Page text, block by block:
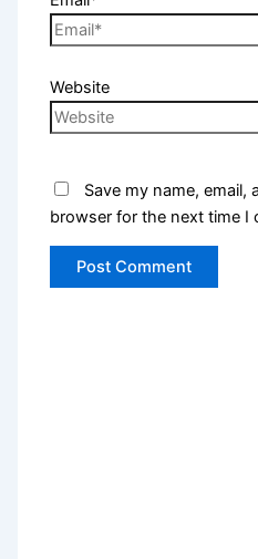
Website
Save my name, email,
browser for the next time I